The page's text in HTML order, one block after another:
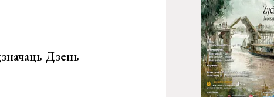
Дзень